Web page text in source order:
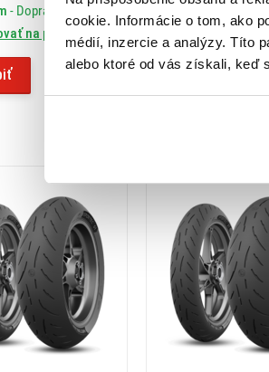
cookie. Informácie o tom, ako
médií, inzercie a analýzy. Títo
alebo ktoré od vás získali, keď
Vyberte si kvalitné pneumatiky,
- Doprava ZADARMO
na predajni
(75W) TL REAR-
Rezervovať na
Kúpiť